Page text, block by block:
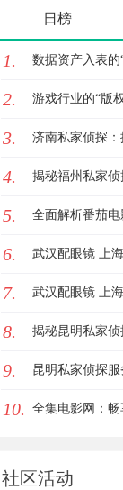
日榜
1. 数据资产入表
师如何为数据
2. 游戏行业的“版
离不开版权律师
3. 济南私家侦探
英雄
4. 揭秘福州私家
全解析
5. 全面解析番茄
享的优质平台
6. 武汉配眼镜 上
7. 武汉配眼镜 上
8. 揭秘昆明私家
价值
9. 昆明私家侦探
解决疑难问题
10. 全集电影网：
社区活动